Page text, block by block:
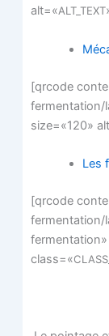
alt=«ALT_TEXT
[qrcode
fermentation/
size=«120»
Les
[qrcode
class=«